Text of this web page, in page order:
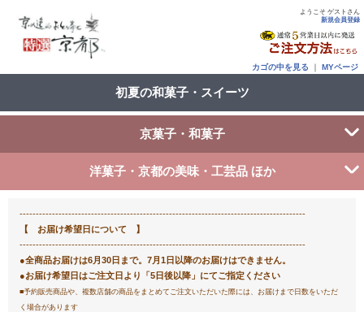
ようこそ ゲストさん
新規会員登録
カゴの中を見る ｜ MYページ
初夏の和菓子・スイーツ
京菓子・和菓子
洋菓子・京都の美味・工芸品 ほか
----------------------------------------------------------------------------------------
【 お届け希望日について 】
----------------------------------------------------------------------------------------
●全商品お届けは6月30日まで。7月1日以降のお届けはできません。
●お届け希望日はご注文日より「5日後以降」にてご指定ください
■予約販売商品や、複数店舗の商品をまとめてご注文いただいた際には、お届けまで日数をいただ
く場合があります